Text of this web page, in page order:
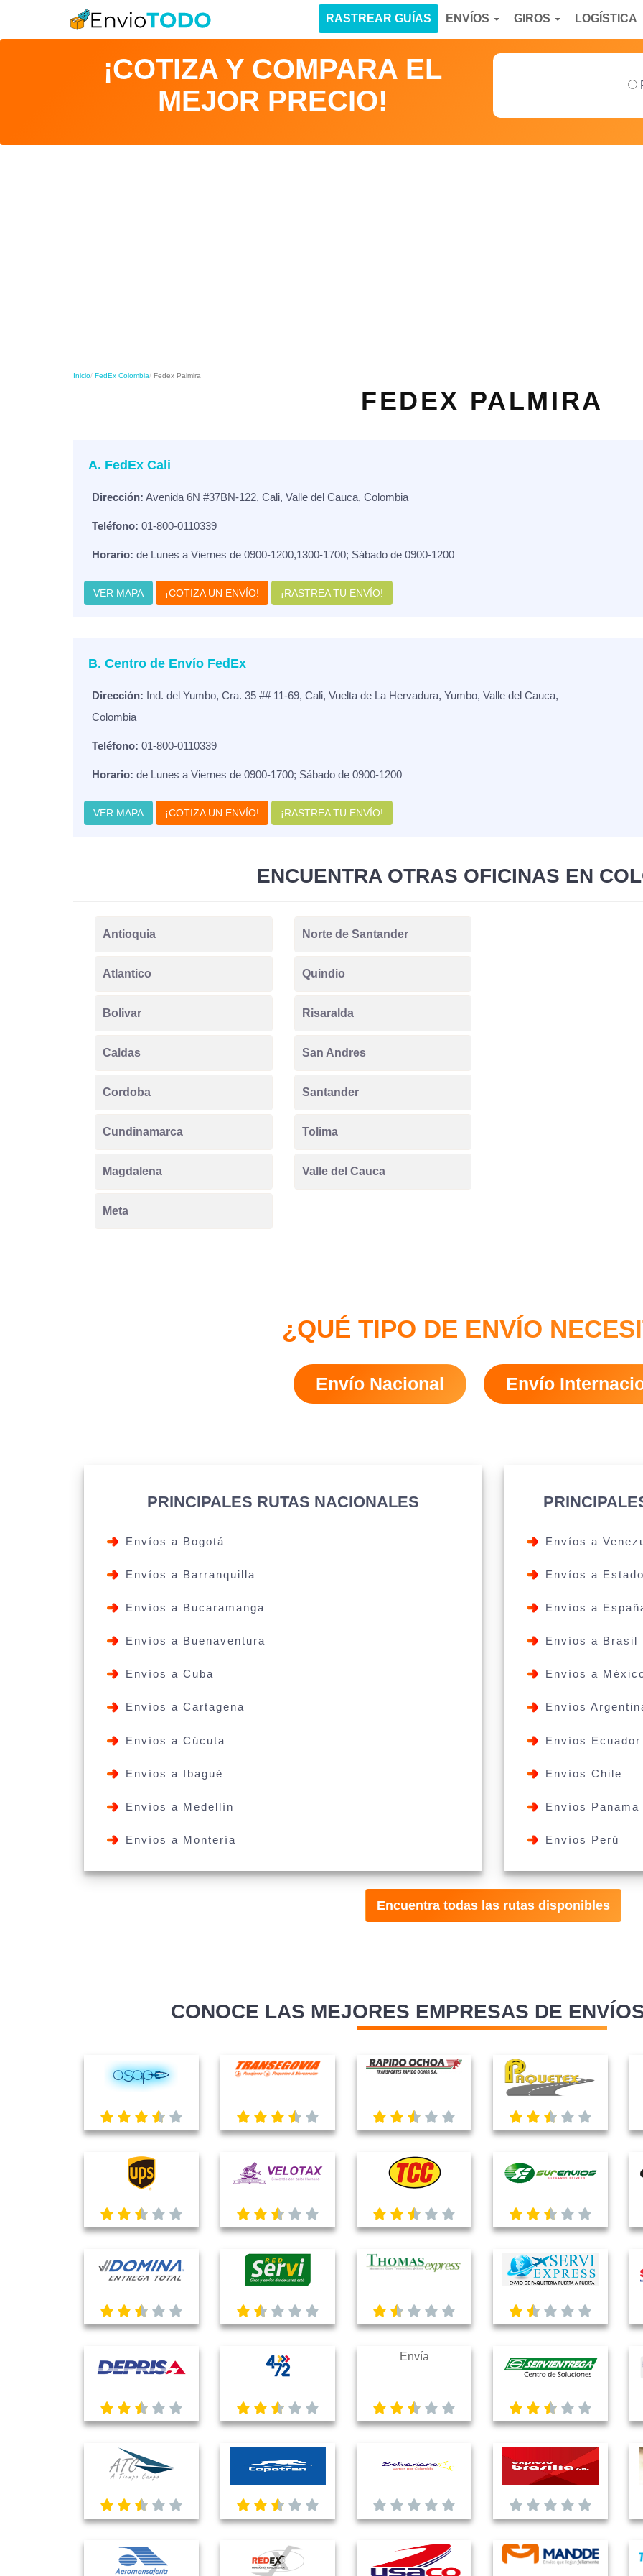
LOGÍSTICA
GIROS
ENVÍOS
RASTREAR GUÍAS
¡COTIZA Y COMPARA EL
MEJOR PRECIO!
Inicio FedEx Colombia Fedex Palmira
FEDEX PALMIRA
A. FedEx Cali
Dirección: Avenida 6N #37BN-122, Cali, Valle del Cauca, Colombia
Teléfono: 01-800-0110339
Horario: de Lunes a Viernes de 0900-1200,1300-1700; Sábado de 0900-1200
VER MAPA ¡COTIZA UN ENVÍO! ¡RASTREA TU ENVÍO!
B. Centro de Envío FedEx
Dirección: Ind. del Yumbo, Cra. 35 ## 11-69, Cali, Vuelta de La Hervadura, Yumbo, Valle del Cauca,
Colombia
Teléfono: 01-800-0110339
Horario: de Lunes a Viernes de 0900-1700; Sábado de 0900-1200
VER MAPA ¡COTIZA UN ENVÍO! ¡RASTREA TU ENVÍO!
ENCUENTRA OTRAS OFICINAS EN
Antioquia
Atlantico
Bolivar
Caldas
Cordoba
Cundinamarca
Magdalena
Meta
Norte de Santander
Quindio
Risaralda
San Andres
Santander
Tolima
Valle del Cauca
¿QUÉ TIPO DE ENVÍO
Envío Nacional Envío
PRINCIPALES RUTAS NACIONALES
Envíos a Bogotá
Envíos a Barranquilla
Envíos a Bucaramanga
Envíos a Buenaventura
Envíos a Cuba
Envíos a Cartagena
Envíos a Cúcuta
Envíos a Ibagué
Envíos a Medellín
Envíos a Montería
Envíos a
Envíos a
Envíos a
Envíos a Brasil
Envíos a
Envíos
Envíos Ecuador
Envíos Chile
Envíos Panama
Envíos Perú
Encuentra todas las rutas disponibles
CONOCE LAS MEJORES EMPRESAS DE
Envía